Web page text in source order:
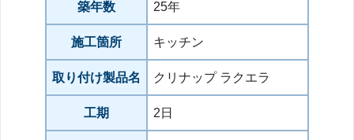
築年数 25年
施工箇所 キッチン
取り付け製品名 クリナップ ラクエラ
工期 2日